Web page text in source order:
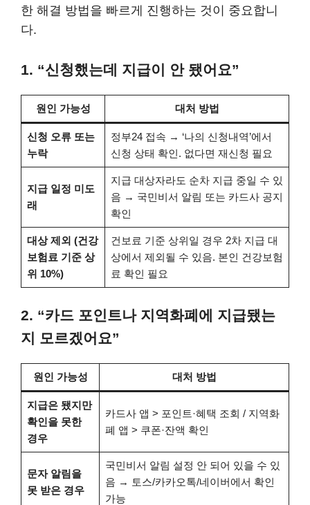
한 해결 방법을 빠르게 진행하는 것이 중요합니
다.
1. “신청했는데 지급이 안 됐어요”
원인 가능성 대처 방법
신청 오류 또는
누락
정부24 접속 → ‘나의 신청내역’에서
신청 상태 확인. 없다면 재신청 필요
지급 일정 미도
래
지급 대상자라도 순차 지급 중일 수 있
음 → 국민비서 알림 또는 카드사 공지
확인
대상 제외 (건강
보험료 기준 상
위 10%)
건보료 기준 상위일 경우 2차 지급 대
상에서 제외될 수 있음. 본인 건강보험
료 확인 필요
2. “카드 포인트나 지역화폐에 지급됐는
지 모르겠어요”
원인 가능성 대처 방법
지급은 됐지만
확인을 못한
경우
카드사 앱 > 포인트·혜택 조회 / 지역화
폐 앱 > 쿠폰·잔액 확인
문자 알림을
못 받은 경우
국민비서 알림 설정 안 되어 있을 수 있
음 → 토스/카카오톡/네이버에서 확인
가능